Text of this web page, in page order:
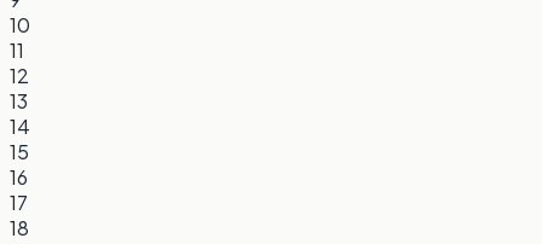
10
11
12
13
14
15
16
17
18